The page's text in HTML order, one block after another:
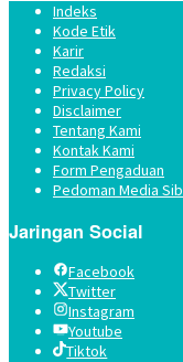
Indeks
Kode Etik
Karir
Redaksi
Privacy Policy
Disclaimer
Tentang Kami
Kontak Kami
Form Pengaduan
Pedoman Media
Jaringan Social
Facebook
Twitter
Instagram
Youtube
Tiktok